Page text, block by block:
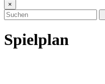
×
Spielplan